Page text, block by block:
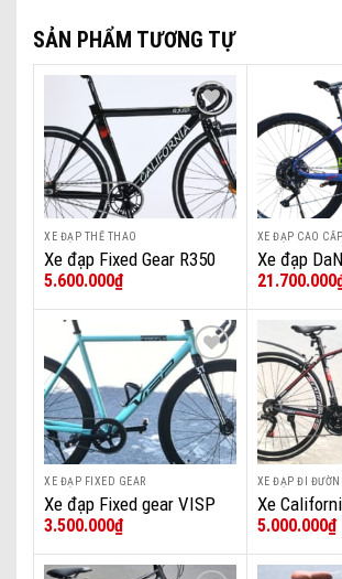
SẢN PHẨM TƯƠNG TỰ
Add to wishlist
XE ĐẠP THỂ THAO
Xe đạp Fixed Gear R350
5.600.000₫
XE ĐẠP CAO CẤP
Xe đạp
CACBON
21.700.000
Add to wishlist
XE ĐẠP FIXED GEAR
Xe đạp Fixed gear VISP
3.500.000₫
XE ĐẠP ĐI
Xe
DaNa
5.000.000₫